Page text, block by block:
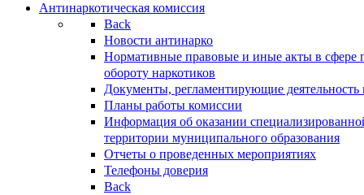
Антинаркотическая комиссия
Back
Новости антинарко
Нормативные правовые и иные акты в сфере
обороту наркотиков
Документы, регламентирующие деятельность
Планы работы комиссии
Информация об оказании
территории муниципального образования
Отчеты о проведенных мероприятиях
Телефоны доверия
Back